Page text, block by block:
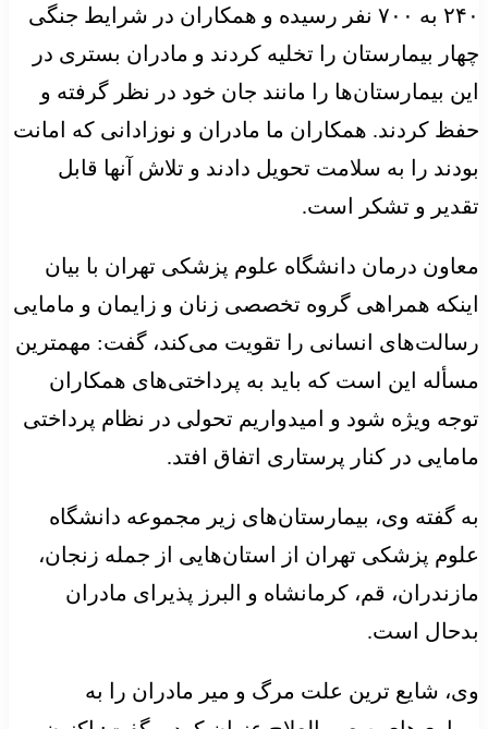
۲۴۰ به ۷۰۰ نفر رسیده و همکاران در شرایط جنگی
چهار بیمارستان را تخلیه کردند و مادران بستری در
این بیمارستان‌ها را مانند جان خود در نظر گرفته و
حفظ کردند. همکاران ما مادران و نوزادانی که امانت
بودند را به سلامت تحویل دادند و تلاش آنها قابل
تقدیر و تشکر است.
معاون درمان دانشگاه علوم پزشکی تهران با بیان
اینکه همراهی گروه تخصصی زنان و زایمان و مامایی
رسالت‌های انسانی را تقویت می‌کند، گفت: مهمترین
مسأله این است که باید به پرداختی‌های همکاران
توجه ویژه شود و امیدواریم تحولی در نظام پرداختی
مامایی در کنار پرستاری اتفاق افتد.
به گفته وی، بیمارستان‌های زیر مجموعه‌ دانشگاه
علوم پزشکی تهران از استان‌هایی از جمله زنجان،
مازندران، قم، کرمانشاه و البرز پذیرای مادران
بدحال است.
وی، شایع ترین علت مرگ و میر مادران را به